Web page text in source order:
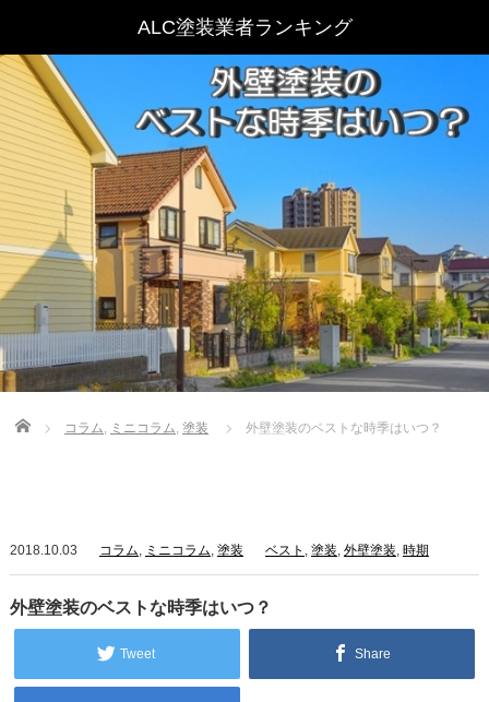
Home コラム, ミニコラム, 塗装 外壁塗装のベストな時季はいつ？
2018.10.03 コラム, ミニコラム, 塗装 ベスト , 塗装, 外壁塗装, 時期
外壁塗装のベストな時季はいつ？
Tweet Share